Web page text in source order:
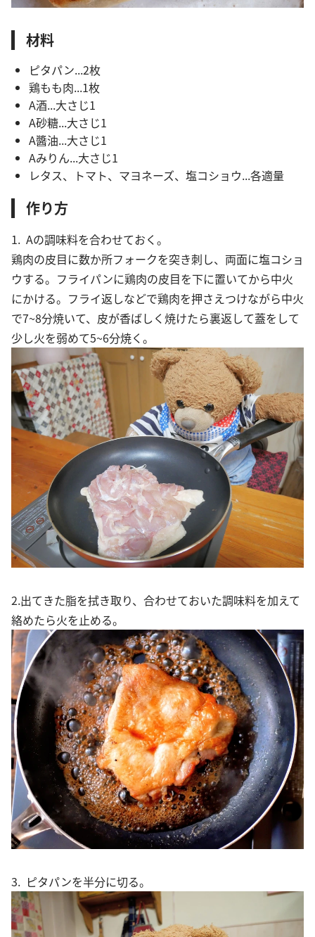
材料
ピタパン...2枚
鶏もも肉...1枚
A酒...大さじ1
A砂糖...大さじ1
A醬油...大さじ1
Aみりん...大さじ1
レタス、トマト、マヨネーズ、塩コショウ...各適量
作り方
1. Aの調味料を合わせておく。
鶏肉の皮目に数か所フォークを突き刺し、両面に塩コショ
ウする。フライパンに鶏肉の皮目を下に置いてから中火
にかける。フライ返しなどで鶏肉を押さえつけながら中火
で7~8分焼いて、皮が香ばしく焼けたら裏返して蓋をして
少し火を弱めて5~6分焼く。
2.出てきた脂を拭き取り、合わせておいた調味料を加えて
絡めたら火を止める。
3. ピタパンを半分に切る。